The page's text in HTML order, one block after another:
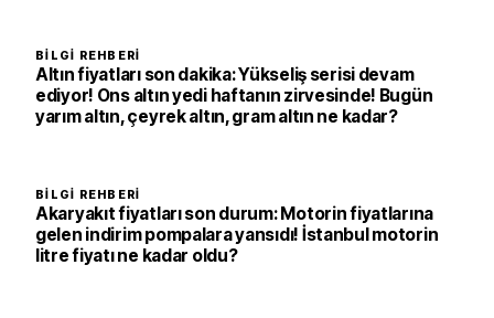
BILGI REHBERI
Altın fiyatları son dakika: Yükseliş serisi devam
ediyor! Ons altın yedi haftanın zirvesinde! Bugün
yarım altın, çeyrek altın, gram altın ne kadar?
BILGI REHBERI
Akaryakıt fiyatları son durum: Motorin fiyatlarına
gelen indirim pompalara yansıdı! İstanbul motorin
litre fiyatı ne kadar oldu?